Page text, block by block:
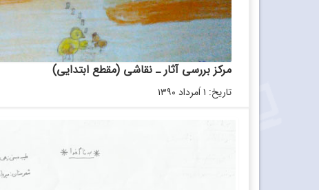
مرکز بررسی آثار ـ نقاشی (مقطع ابتدایی)
تاریخ: ۱ اَمرداد ۱۳۹۰